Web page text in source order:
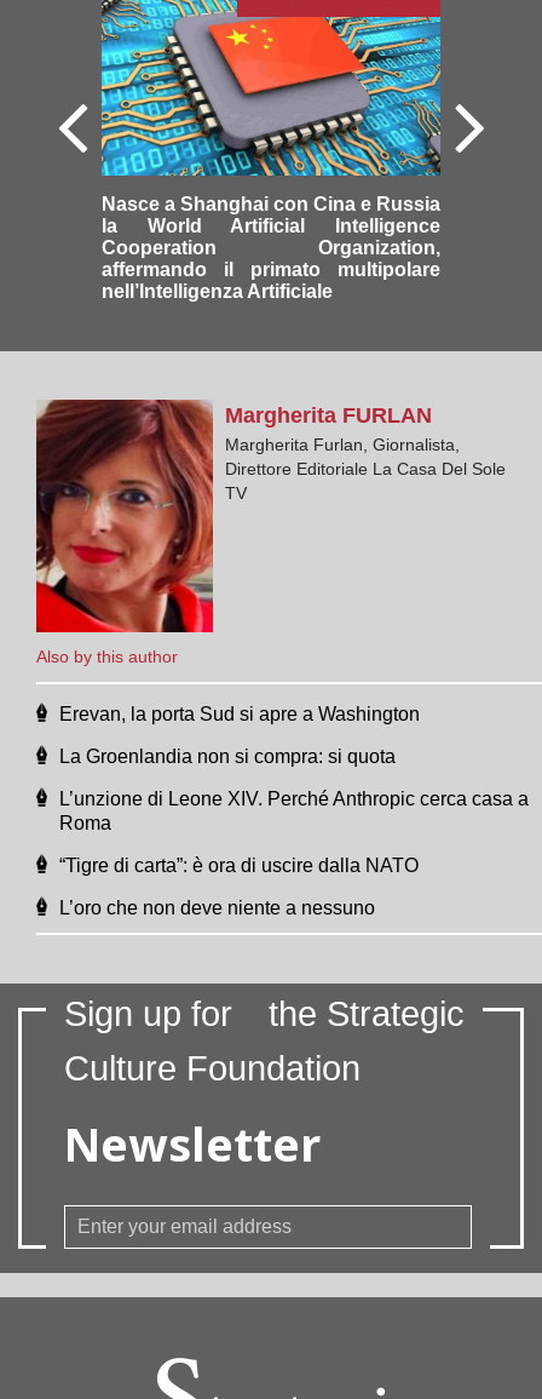
Nasce a Shanghai con Cina e Russia
la World Artificial Intelligence
Cooperation Organization,
affermando il primato multipolare
nell’Intelligenza Artificiale
Also by this author
Margherita FURLAN
Margherita Furlan, Giornalista,
Direttore Editoriale La Casa Del Sole
TV
Erevan, la porta Sud si apre a Washington
La Groenlandia non si compra: si quota
L’unzione di Leone XIV. Perché Anthropic cerca casa a
Roma
“Tigre di carta”: è ora di uscire dalla NATO
L’oro che non deve niente a nessuno
Sign up for
the Strategic
Culture Foundation
Newsletter